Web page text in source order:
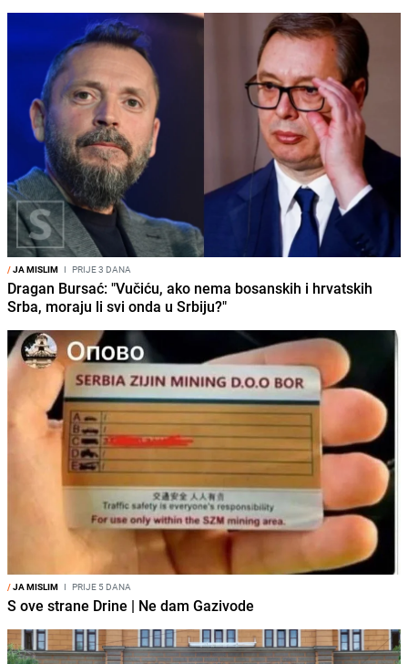
/JA MISLIM I PRIJE 3 DANA
Dragan Bursać: "Vučiću, ako nema bosanskih i hrvatskih
Srba, moraju li svi onda u Srbiju?"
/JA MISLIM I PRIJE 5 DANA
S ove strane Drine | Ne dam Gazivode